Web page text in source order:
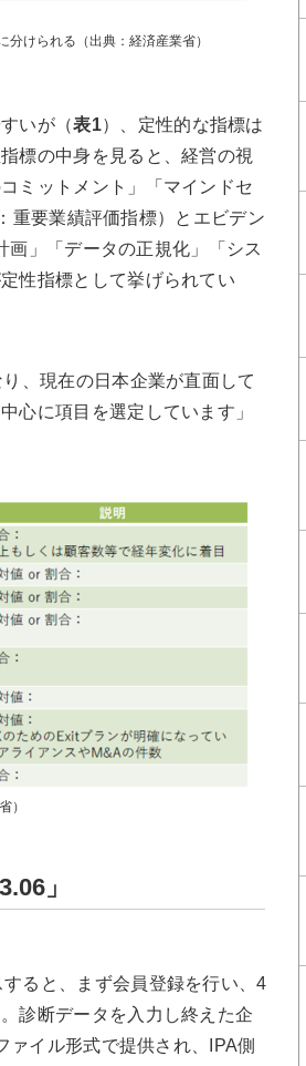
けられる（出典：経済産業省）
いが（表1）、定性的な指標は
標の中身を見ると、経営の視
ミットメント」「マインドセ
重要業績評価指標）とエビデン
画」「データの正規化」「シス
性指標として挙げられてい
、現在の日本企業が直面して
心に項目を選定しています」
）
」
すると、まず会員登録を行い、4
診断データを入力し終えた企
イル形式で提供され、IPA側